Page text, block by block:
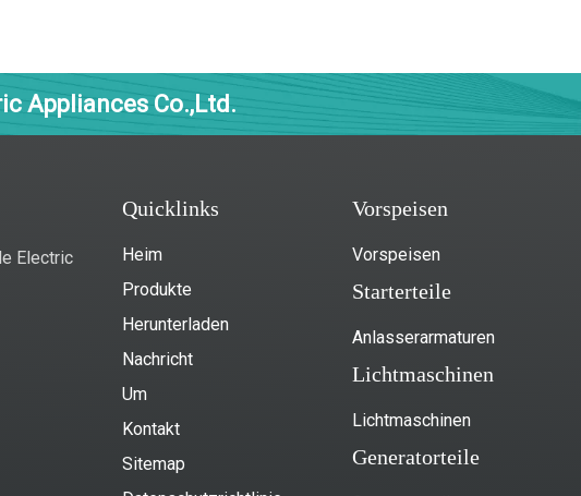
Appliances Co.,Ltd.
Electric
Quicklinks
Heim
Produkte
Herunterladen
Nachricht
Um
Kontakt
Sitemap
Vorspeisen
Vorspeisen
Starterteile
Anlasserarmaturen
Lichtmaschinen
Lichtmaschinen
Generatorteile